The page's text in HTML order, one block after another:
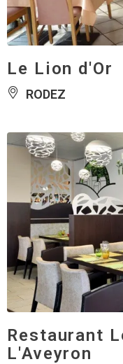
Le Lion d'Or
RODEZ
Restaurant
L'Aveyron